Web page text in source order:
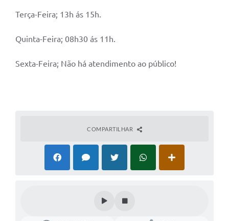
Terça-Feira; 13h ás 15h.
Quinta-Feira; 08h30 ás 11h.
Sexta-Feira; Não há atendimento ao público!
COMPARTILHAR